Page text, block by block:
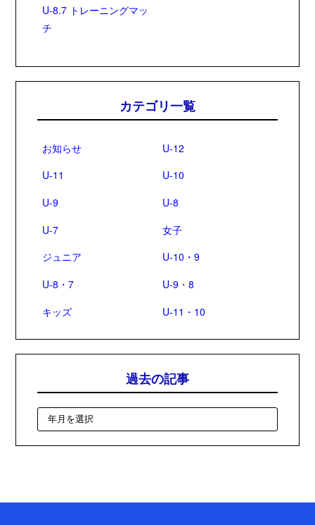
U-8.7 トレーニングマッ
チ
カテゴリ一覧
お知らせ
U-12
U-11
U-10
U-9
U-8
U-7
女子
ジュニア
U-10・9
U-8・7
U-9・8
キッズ
U-11・10
過去の記事